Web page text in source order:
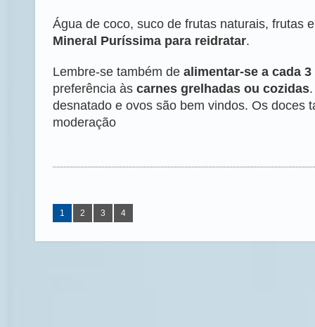
Água de coco, suco de frutas naturais, frutas
Mineral Puríssima para reidratar.
Lembre-se também de alimentar-se a cada
preferência às carnes grelhadas ou cozidas
desnatado e ovos são bem vindos. Os doces
moderação
1 2 3 4